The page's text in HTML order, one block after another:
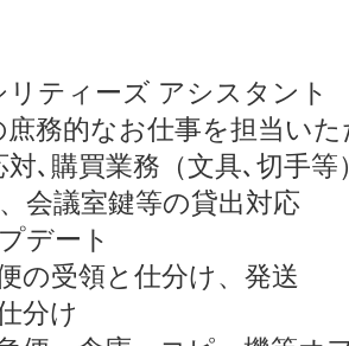
ティーズ アシスタント
庶務的なお仕事を担当い
対､購買業務（文具､切手等
会議室鍵等の貸出対応
デート
の受領と仕分け、発送
分け